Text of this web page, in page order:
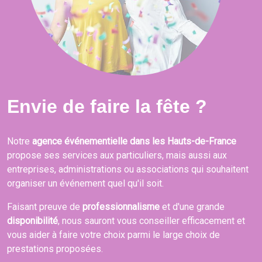
Envie de faire la fête ?
Notre agence événementielle dans les Hauts-de-France
propose ses services aux particuliers, mais aussi aux
entreprises, administrations ou associations qui souhaitent
organiser un événement quel qu'il soit.
Faisant preuve de professionnalisme et d'une grande
disponibilité, nous sauront vous conseiller efficacement et
vous aider à faire votre choix parmi le large choix de
prestations proposées.